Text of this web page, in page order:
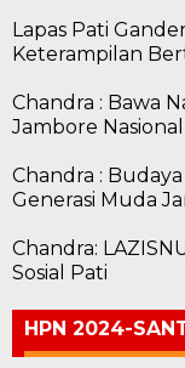
Lapas Pati
Keterampilan
Chandra : Bawa
Jambore Nasional
Chandra :
Generasi Muda
Chandra:
Sosial Pati
HPN 2024-